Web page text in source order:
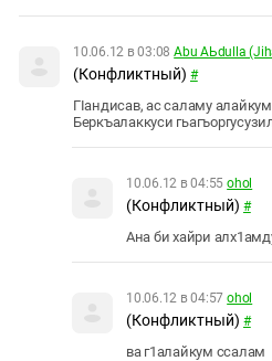
10.06.12 в 03:08 Abu АЬdulla
(Конфликтный) #
ГIандисав, ас саламу
Беркъалаккуси
10.06.12 в 04:55 ohol
(Конфликтный) #
Ана би хайри
10.06.12 в 04:57 ohol
(Конфликтный) #
ва г1алайкум ссалам